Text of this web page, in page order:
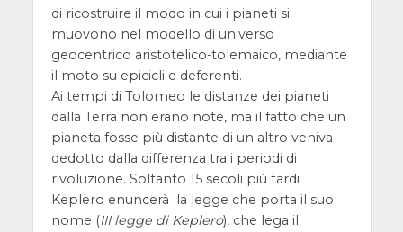
di ricostruire il modo in cui i pianeti si
muovono nel modello di universo
geocentrico aristotelico-tolemaico, mediante
il moto su epicicli e deferenti.
Ai tempi di Tolomeo le distanze dei pianeti
dalla Terra non erano note, ma il fatto che un
pianeta fosse più distante di un altro veniva
dedotto dalla differenza tra i periodi di
rivoluzione. Soltanto 15 secoli più tardi
Keplero enuncerà la legge che porta il suo
nome (III legge di Keplero), che lega il